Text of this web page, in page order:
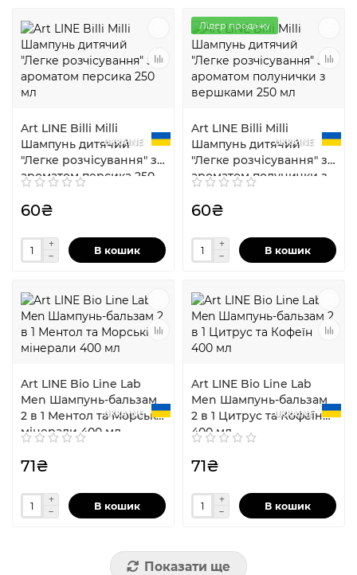
Art LINE Billi Milli
Шампунь дитячий
"Легке розчісування" з
ароматом персика 250
UKRAINE
60₴
В кошик
Лідер продажу
Art LINE Billi Milli
Шампунь дитячий
"Легке розчісування" з
ароматом полунички з
UKRAINE
60₴
В кошик
Art LINE Bio Line Lab
Men Шампунь-бальзам
2 в 1 Ментол та Морські
мінерали 400 мл
UKRAINE
71₴
В кошик
Art LINE Bio Line Lab
Men Шампунь-бальзам
2 в 1 Цитрус та Кофеїн
400 мл
UKRAINE
71₴
В кошик
Показати ще